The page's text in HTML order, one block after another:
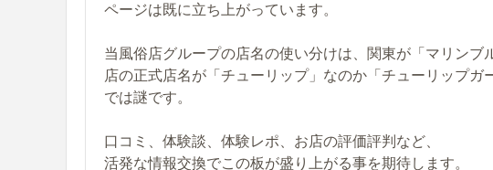
ページは既に立ち上がっています。
当風俗店グループの店名の使い分けは、関東が「マリン
店の正式店名が「チューリップ」なのか「チューリップ
では謎です。
口コミ、体験談、体験レポ、お店の評価評判など、
活発な情報交換でこの板が盛り上がる事を期待します。